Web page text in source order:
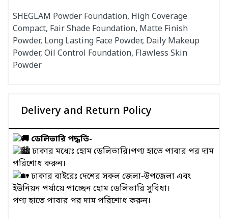
SHEGLAM Powder Foundation, High Coverage
Compact, Fair Shade Foundation, Matte Finish
Powder, Long Lasting Face Powder, Daily Makeup
Powder, Oil Control Foundation, Flawless Skin
Powder
Delivery and Return Policy
ডেলিভারি পদ্ধতি-
ঢাকার মধ্যেঃ হোম ডেলিভারি।পণ্য হাতে পাবার পর দাম
পরিশোধ করুন।
ঢাকার বাইরেঃ দেশের সকল জেলা-উপজেলা এবং
ইউনিয়ন পর্যায়ে পাচ্ছেন হোম ডেলিভারি সুবিধা।
পণ্য হাতে পাবার পর দাম পরিশোধ করুন।